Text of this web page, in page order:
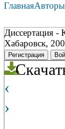
ГлавнаяАвторы
Диссертация -
Хабаровск,
Регистрация
‹
›